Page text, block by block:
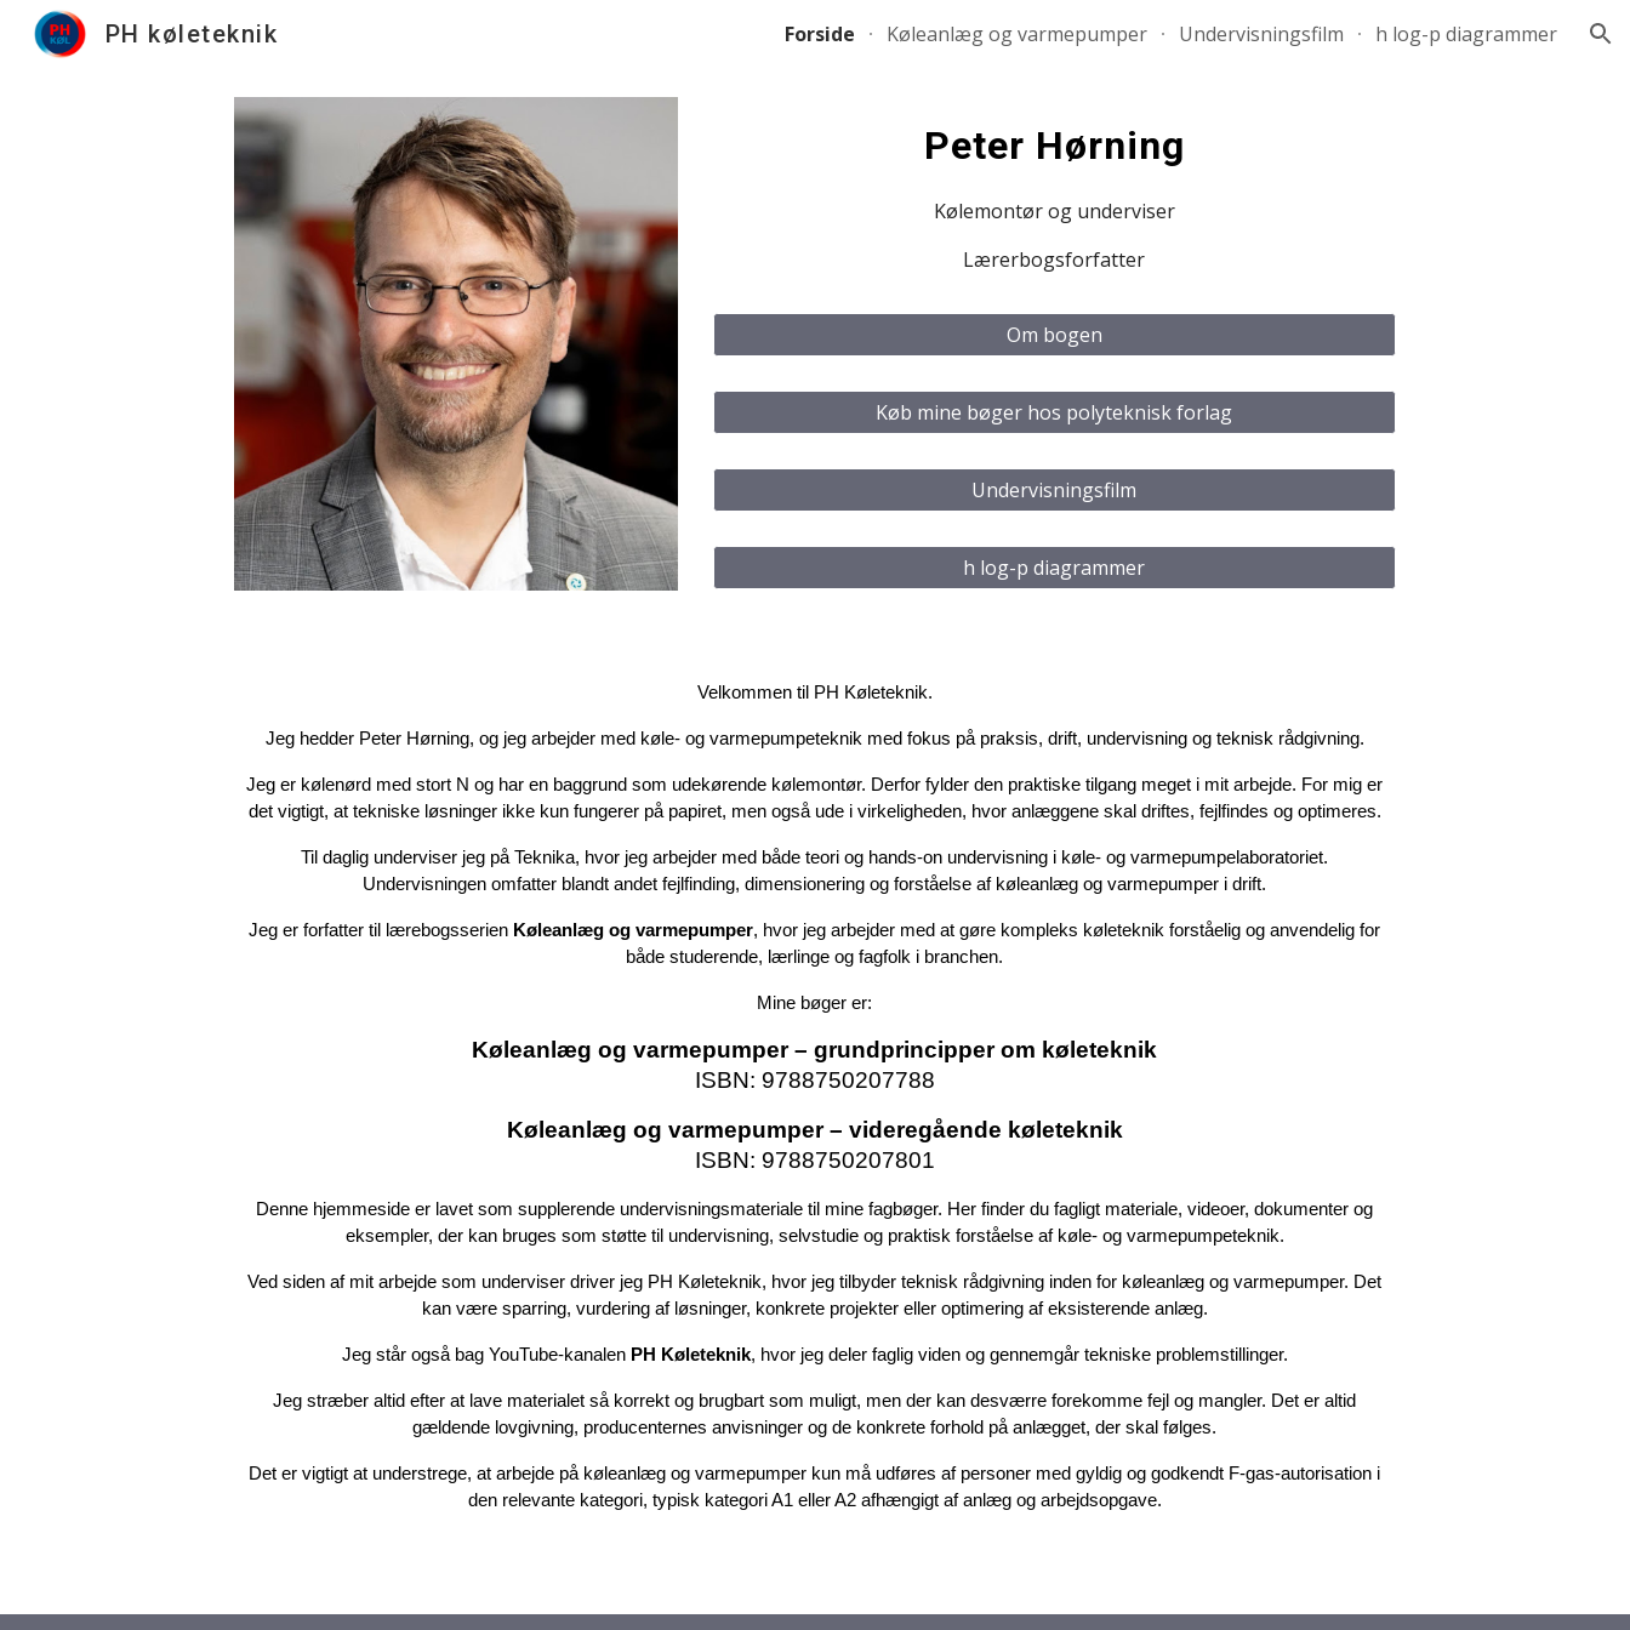
Skip to navigation
PH køleteknik Forside Køleanlæg og varmepumper Undervisningsfilm h log-p diagrammer
Peter Hørning
Kølemontør og underviser
Lærerbogsforfatter
Om bogen
Køb mine bøger hos polyteknisk forlag
Undervisningsfilm
h log-p diagrammer
Velkommen til PH Køleteknik.
Jeg hedder Peter Hørning, og jeg arbejder med køle- og varmepumpeteknik med fokus på praksis, drift, undervisning og teknisk rådgivning.
Jeg er kølenørd med stort N og har en baggrund som udekørende kølemontør. Derfor fylder den praktiske tilgang meget i mit arbejde. For mig er
det vigtigt, at tekniske løsninger ikke kun fungerer på papiret, men også ude i virkeligheden, hvor anlæggene skal driftes, fejlfindes og optimeres.
Til daglig underviser jeg på Teknika, hvor jeg arbejder med både teori og hands-on undervisning i køle- og varmepumpelaboratoriet.
Undervisningen omfatter blandt andet fejlfinding, dimensionering og forståelse af køleanlæg og varmepumper i drift.
Jeg er forfatter til lærebogsserien Køleanlæg og varmepumper, hvor jeg arbejder med at gøre kompleks køleteknik forståelig og anvendelig for
både studerende, lærlinge og fagfolk i branchen.
Mine bøger er:
Køleanlæg og varmepumper – grundprincipper om køleteknik
ISBN: 9788750207788
Køleanlæg og varmepumper – videregående køleteknik
ISBN: 9788750207801
Denne hjemmeside er lavet som supplerende undervisningsmateriale til mine fagbøger. Her finder du fagligt materiale, videoer, dokumenter og
eksempler, der kan bruges som støtte til undervisning, selvstudie og praktisk forståelse af køle- og varmepumpeteknik.
Ved siden af mit arbejde som underviser driver jeg PH Køleteknik, hvor jeg tilbyder teknisk rådgivning inden for køleanlæg og varmepumper. Det
kan være sparring, vurdering af løsninger, konkrete projekter eller optimering af eksisterende anlæg.
Jeg står også bag YouTube-kanalen PH Køleteknik, hvor jeg deler faglig viden og gennemgår tekniske problemstillinger.
Jeg stræber altid efter at lave materialet så korrekt og brugbart som muligt, men der kan desværre forekomme fejl og mangler. Det er altid
gældende lovgivning, producenternes anvisninger og de konkrete forhold på anlægget, der skal følges.
Det er vigtigt at understrege, at arbejde på køleanlæg og varmepumper kun må udføres af personer med gyldig og godkendt F-gas-autorisation i
den relevante kategori, typisk kategori A1 eller A2 afhængigt af anlæg og arbejdsopgave.